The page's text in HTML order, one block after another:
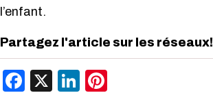
l’enfant.
Partagez l'article sur les réseaux!
Facebook
X LinkedIn